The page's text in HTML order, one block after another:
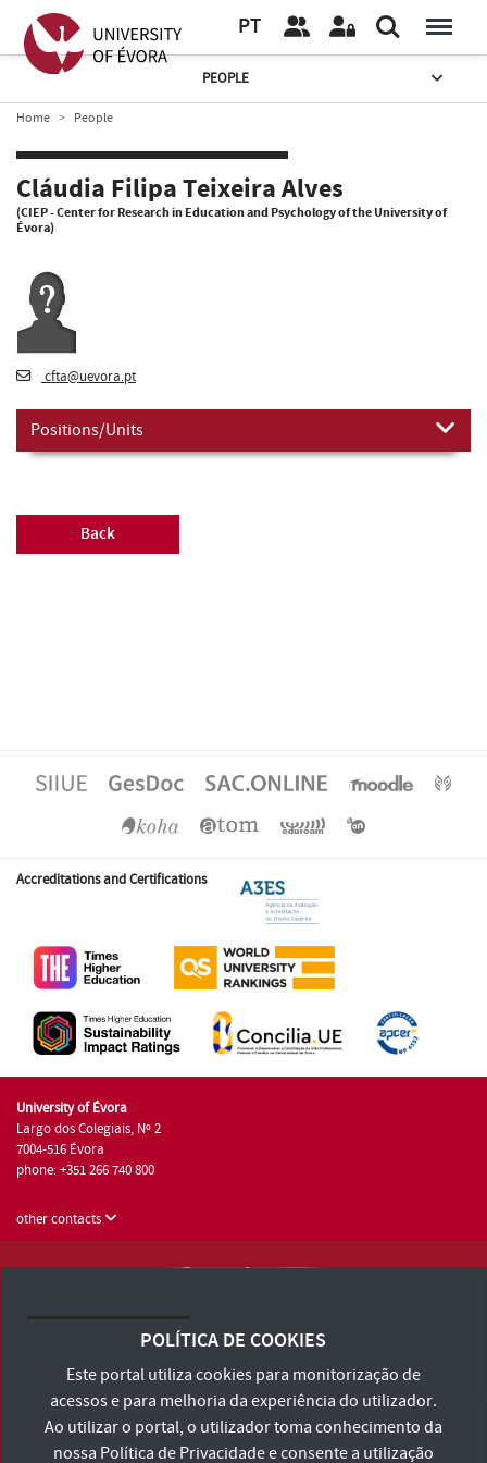
PT
PEOPLE
Home People
Cláudia Filipa Teixeira Alves
(CIEP - Center for Research in Education and Psychology of the University of
Évora)
cfta@uevora.pt
Positions/Units
Back
Accreditations and Certifications
University of Évora
Largo dos Colegiais, Nº 2
7004-516 Évora
phone: +351 266 740 800
other contacts
Terms and Conditions and Privacy Policy
Accessibility Statement
POLÍTICA DE COOKIES
Este portal utiliza cookies para monitorização de
acessos e para melhoria da experiência do utilizador.
Ao utilizar o portal, o utilizador toma conhecimento da
nossa Política de Privacidadee consente a utilização